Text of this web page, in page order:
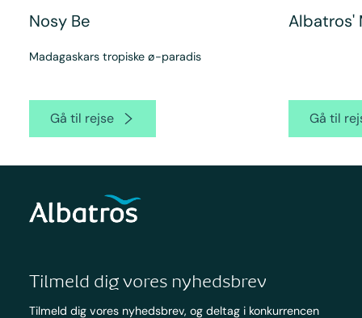
Nosy Be
Madagaskars tropiske ø-paradis
Gå til rejse
Albatros'
Gå til
Tilmeld dig vores nyhedsbrev
Tilmeld dig vores nyhedsbrev, og deltag i konkurrencen